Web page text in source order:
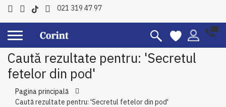
021 319 47 97
Caută rezultate pentru: 'Secretul
fetelor din pod'
Pagina principală
Caută rezultate pentru: 'Secretul fetelor din pod'